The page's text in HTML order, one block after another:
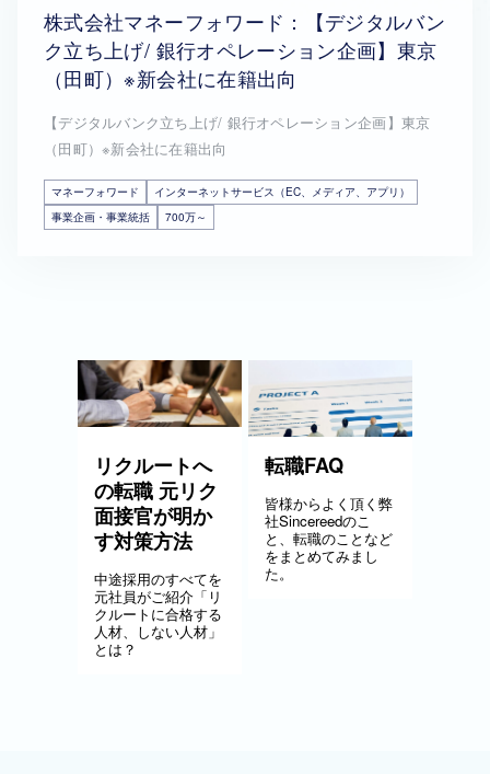
株式会社マネーフォワード：【デジタルバン
ク立ち上げ/ 銀行オペレーション企画】東京
（田町）※新会社に在籍出向
【デジタルバンク立ち上げ/ 銀行オペレーション企画】東京
（田町）※新会社に在籍出向
マネーフォワード
インターネットサービス（EC、メディア、アプリ）
事業企画・事業統括
700万～
リクルートへ
の転職 元リク
面接官が明か
す対策方法
中途採用のすべてを
元社員がご紹介「リ
クルートに合格する
人材、しない人材」
とは？
転職FAQ
皆様からよく頂く弊
社Sincereedのこ
と、転職のことなど
をまとめてみまし
た。